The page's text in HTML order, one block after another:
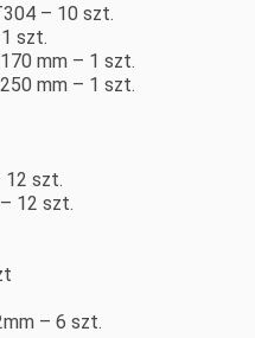
– 10 szt.
szt.
mm – 1 szt.
mm – 1 szt.
12 szt.
12 szt.
– 6 szt.